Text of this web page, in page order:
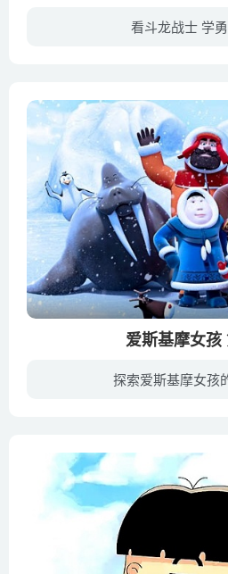
看斗龙战士 学
爱斯基摩女孩
探索爱斯基摩女孩